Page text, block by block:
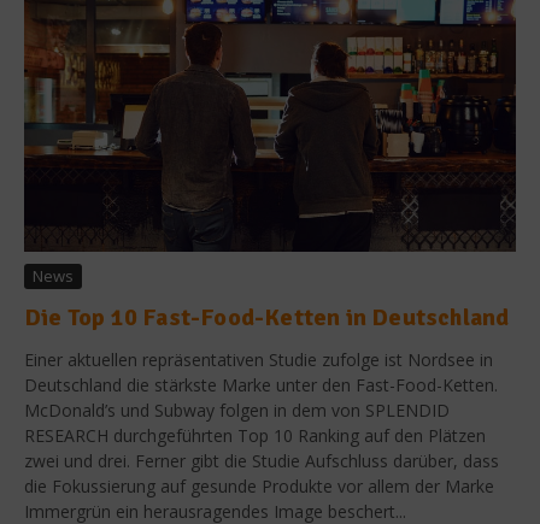
News
Die Top 10 Fast-Food-Ketten in Deutschland
Einer aktuellen repräsentativen Studie zufolge ist Nordsee in
Deutschland die stärkste Marke unter den Fast-Food-Ketten.
McDonald’s und Subway folgen in dem von SPLENDID
RESEARCH durchgeführten Top 10 Ranking auf den Plätzen
zwei und drei. Ferner gibt die Studie Aufschluss darüber, dass
die Fokussierung auf gesunde Produkte vor allem der Marke
Immergrün ein herausragendes Image beschert...